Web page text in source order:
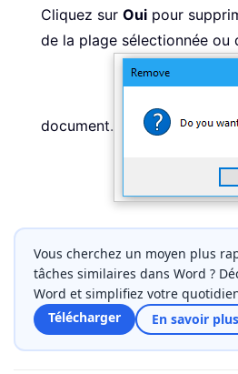
Cliquez sur Oui pour
de la plage sélectionnée ou
document.
Vous cherchez un moyen plus
tâches similaires dans Word ?
Word et simplifiez votre
Télécharger
En savoir plus